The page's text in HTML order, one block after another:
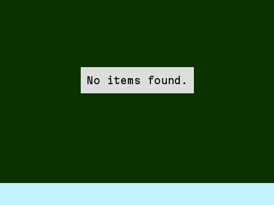
No items found.